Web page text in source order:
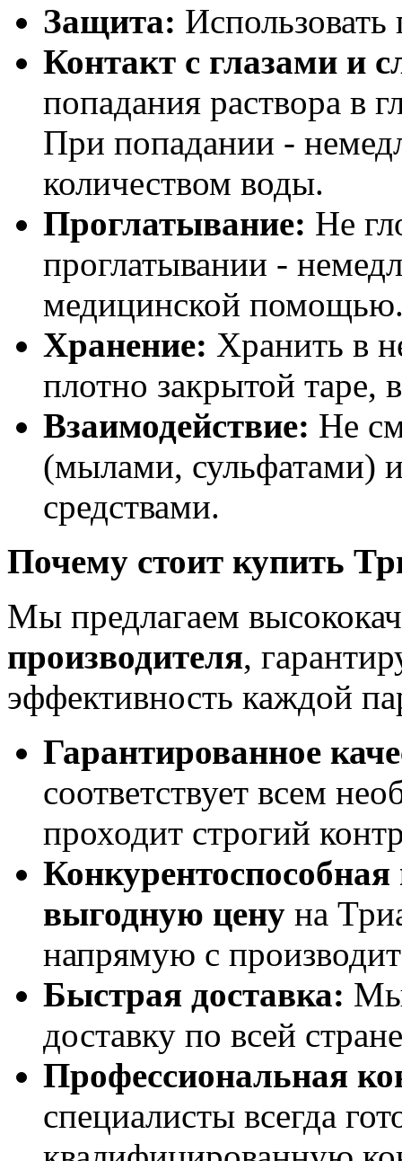
Защита:
Контакт с глазами и
попадания раствора в
При попадании -
количеством воды.
Проглатывание: Не
проглатывании -
медицинской
Хранение: Хранить в
плотно закрытой таре,
Взаимодействие: Не
(мылами, сульфатами)
средствами.
Почему стоит купить
Мы предлагаем
производителя,
эффективность каждой
Гарантированное
соответствует всем
проходит строгий
Конкурентоспособная
выгодную цену на
напрямую с
Быстрая доставка: Мы
доставку по всей
Профессиональная
специалисты всегда